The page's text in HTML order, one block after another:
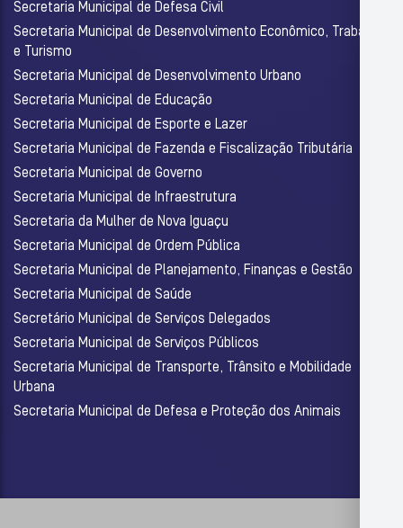
Secretaria Municipal de Defesa Civil
Secretaria Municipal de Desenvolvimento Econômico, Trabalho
e Turismo
Secretaria Municipal de Desenvolvimento Urbano
Secretaria Municipal de Educação
Secretaria Municipal de Esporte e Lazer
Secretaria Municipal de Fazenda e Fiscalização Tributária
Secretaria Municipal de Governo
Secretaria Municipal de Infraestrutura
Secretaria da Mulher de Nova Iguaçu
Secretaria Municipal de Ordem Pública
Secretaria Municipal de Planejamento, Finanças e Gestão
Secretaria Municipal de Saúde
Secretário Municipal de Serviços Delegados
Secretaria Municipal de Serviços Públicos
Secretaria Municipal de Transporte, Trânsito e Mobilidade
Urbana
Secretaria Municipal de Defesa e Proteção dos Animais